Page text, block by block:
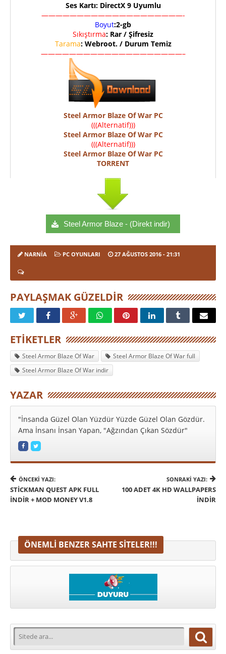
Ses Kartı: DirectX 9 Uyumlu
————————————————————-
Boyut:2-gb
Sıkıştırma: Rar / Şifresiz
Tarama: Webroot. / Durum Temiz
————————————————————–
Steel Armor Blaze Of War PC
(((Alternatif)))
Steel Armor Blaze Of War PC
(((Alternatif)))
Steel Armor Blaze Of War PC
TORRENT
Steel Armor Blaze - (Direkt indir)
NARNIA PC OYUNLARI 27 AĞUSTOS 2016 - 21:31
PAYLAŞMAK GÜZELDIR
ETIKETLER
Steel Armor Blaze Of War
Steel Armor Blaze Of War full
Steel Armor Blaze Of War indir
YAZAR
"İnsanda Güzel Olan Yüzdür Yüzde Güzel Olan Gözdür.
Ama İnsanı İnsan Yapan, "Ağzından Çıkan Sözdür"
ÖNCEKI YAZI:
STICKMAN QUEST APK FULL
İNDIR + MOD MONEY V1.8
SONRAKI YAZI:
100 ADET 4K HD WALLPAPERS
İNDIR
ÖNEMLI BENZER SAHTE SITELER!!!